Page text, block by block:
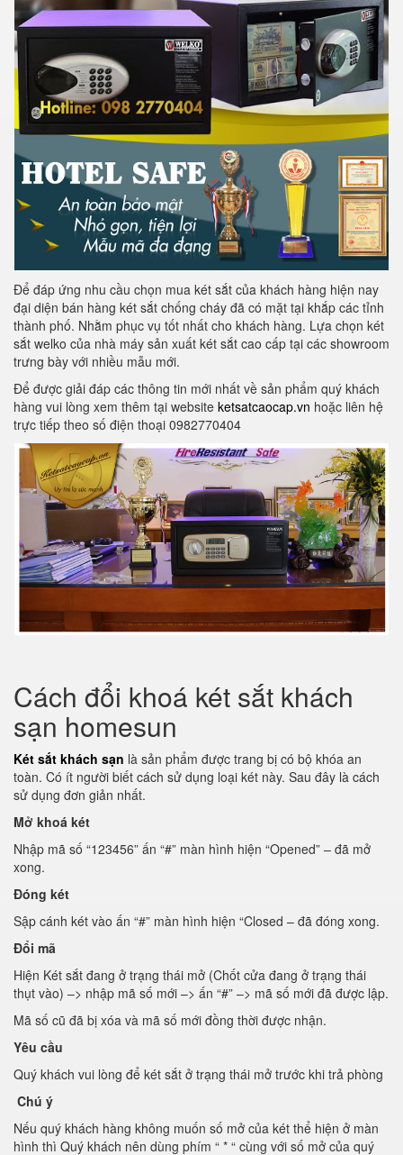
Để đáp ứng nhu cầu chọn mua két sắt của khách hàng hiện nay
đại diện bán hàng két sắt chống cháy đã có mặt tại khắp các tỉnh
thành phố. Nhằm phục vụ tốt nhất cho khách hàng. Lựa chọn két
sắt welko của nhà máy sản xuất két sắt cao cấp tại các showroom
trưng bày với nhiều mẫu mới.
Để được giải đáp các thông tin mới nhất về sản phẩm quý khách
hàng vui lòng xem thêm tại website ketsatcaocap.vn hoặc liên hệ
trực tiếp theo số điện thoại 0982770404
Cách đổi khoá két sắt khách
sạn homesun
Két sắt khách sạn là sản phẩm được trang bị có bộ khóa an
toàn. Có ít người biết cách sử dụng loại két này. Sau đây là cách
sử dụng đơn giản nhất.
Mở khoá két
Nhập mã số “123456” ấn “#” màn hình hiện “Opened” – đã mở
xong.
Đóng két
Sập cánh két vào ấn “#” màn hình hiện “Closed – đã đóng xong.
Đổi mã
Hiện Két sắt đang ở trạng thái mở (Chốt cửa đang ở trạng thái
thụt vào) –> nhập mã số mới –> ấn “#” –> mã số mới đã được lập.
Mã số cũ đã bị xóa và mã số mới đồng thời được nhận.
Yêu cầu
Quý khách vui lòng để két sắt ở trạng thái mở trước khi trả phòng
Chú ý
Nếu quý khách hàng không muốn số mở của két thể hiện ở màn
hình thì Quý khách nên dùng phím “ * “ cùng với số mở của quý